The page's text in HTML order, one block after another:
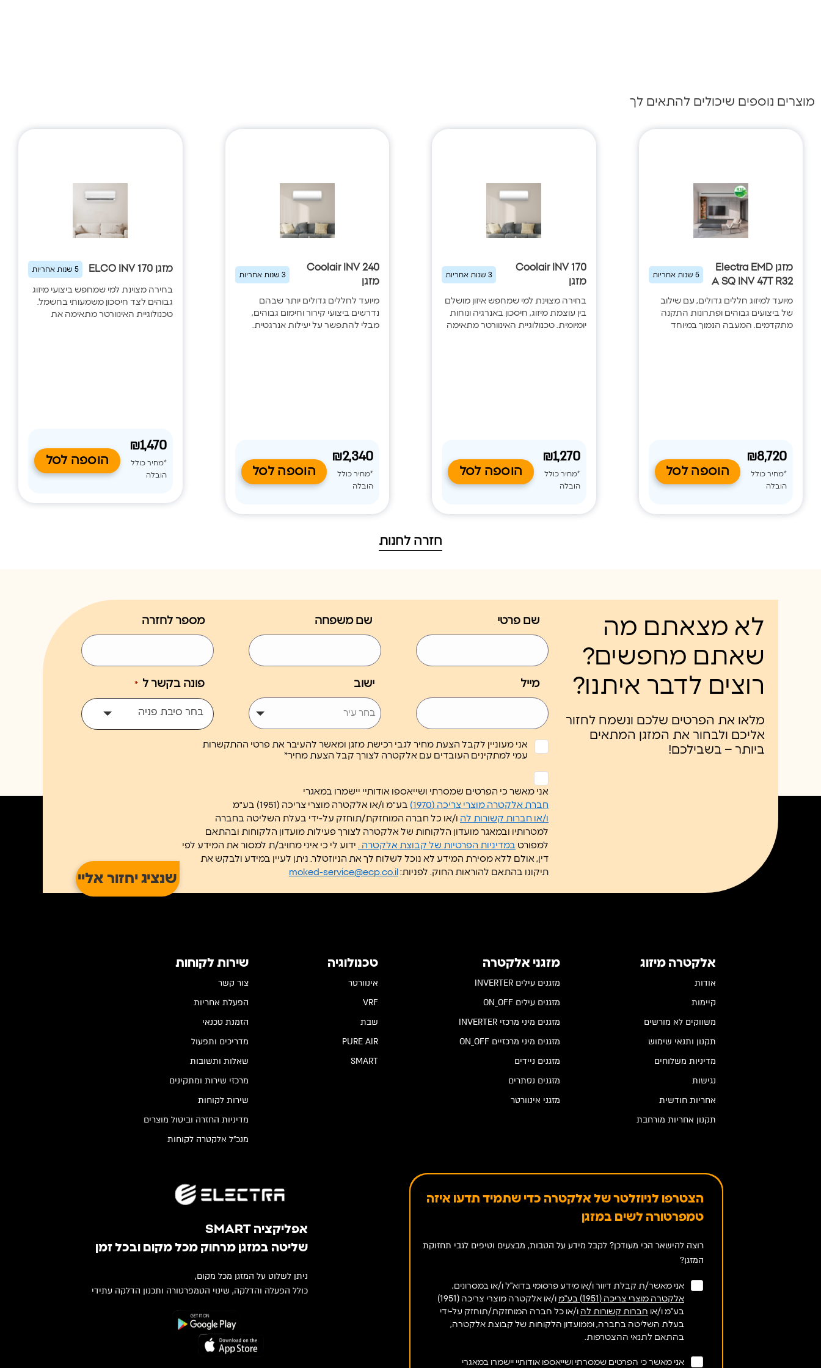
מוצרים נוספים שיכולים להתאים לך
מזגן Electra EMD
A SQ INV 47T R32
5 שנות אחריות
מיועד למיזוג חללים גדולים, עם שילוב
של ביצועים גבוהים ופתרונות התקנה
מתקדמים. המעבה הנמוך במיוחד
₪8,720
*מחיר כולל
הובלה
הוספה לסל
Coolair INV 170
מזגן
3 שנות אחריות
בחירה מצוינת למי שמחפש איזון מושלם
בין עוצמת מיזוג, חיסכון באנרגיה ונוחות
יומיומית. טכנולוגיית האינוורטר מתאימה
₪1,270
*מחיר כולל
הובלה
הוספה לסל
Coolair INV 240
מזגן
3 שנות אחריות
מיועד לחללים גדולים יותר שבהם
נדרשים ביצועי קירור וחימום גבוהים,
מבלי להתפשר על יעילות אנרגטית.
₪2,340
*מחיר כולל
הובלה
הוספה לסל
מזגן ELCO INV 170 5 שנות אחריות
בחירה מצוינת למי שמחפש ביצועי מיזוג
גבוהים לצד חיסכון משמעותי בחשמל.
טכנולוגיית האינוורטר מתאימה את
₪1,470
*מחיר כולל
הובלה
הוספה לסל
חזרה לחנות
לא מצאתם מה
שאתם מחפשים?
רוצים לדבר איתנו?
מלאו את הפרטים שלכם ונשמח לחזור
אליכם ולבחור את המזגן המתאים
ביותר – בשבילכם!
שם פרטי שם משפחה מספר לחזרה
מייל ישוב פונה בקשר ל *
בחר סיבת פניה
אני מעוניין לקבל הצעת מחיר לגבי רכישת מזגן ומאשר להעיבר את פרטי ההתקשרות
עמי למתקינים העובדים עם אלקטרה לצורך קבל הצעת מחיר*
כותרת
אני מאשר כי הפרטים שמסרתי ושייאספו אודותיי יישמרו במאגרי
חברת אלקטרה מוצרי צריכה (1970)
בע"מ ו/או אלקטרה מוצרי צריכה (1951) בע"מ
ו/או חברות קשורות לה ו/או כל חברה המוחזקת/תוחזק על-ידי בעלת השליטה בחברה
למטרותיו ובמאגר מועדון הלקוחות של אלקטרה לצורך פעילות מועדון הלקוחות ובהתאם
למפורט במדיניות הפרטיות של קבוצת אלקטרה . ידוע לי כי איני מחויב/ת למסור את המידע לפי
דין, אולם ללא מסירת המידע לא נוכל לשלוח לך את הניוזטלר. ניתן לעיין במידע ולבקש את
תיקונו בהתאם להוראות החוק. לפניות:
moked-service@ecp.co.il
אלקטרה מיזוג
אודות
קיימות
משווקים לא מורשים
תקנון ותנאי שימוש
מדיניות משלוחים
נגישות
אחריות חודשית
תקנון אחריות מורחבת
מזגני אלקטרה
מזגנים עילים INVERTER
מזגנים עילים ON_OFF
מזגנים מיני מרכזי INVERTER
מזגנים מיני מרכזיים ON_OFF
מזגנים ניידים
מזגנים נסתרים
מזגני אינוורטר
טכנולוגיה
אינוורטר
VRF
שבת
PURE AIR
SMART
שירות לקוחות
צור קשר
הפעלת אחריות
הזמנת טכנאי
מדריכים ותפעול
שאלות ותשובות
מרכזי שירות ומתקינים
שירות לקוחות
מדיניות החזרה וביטול מוצרים
מנכ"ל אלקטרה לקוחות
הצטרפו לניוזלטר של אלקטרה כדי שתמיד תדעו איזה
טמפרטורה לשים במזגן
רוצה להישאר הכי מעודכן? לקבל מידע על הטבות, מבצעים וטיפים לגבי תחזוקת
המזגן?
אני מאשר/ת קבלת דיוור ו/או מידע פרסומי בדוא"ל ו/או במסרונים,
אלקטרה מוצרי צריכה (1951) בע"מ
ו/או אלקטרה מוצרי צריכה (1951)
בע"מ ו/או חברות קשורות לה ו/או כל חברה המוחזקת/תוחזק על-ידי
בעלת השליטה בחברה, וממועדון הלקוחות של קבוצת אלקטרה,
בהתאם לתנאי ההצטרפות.
אני מאשר כי הפרטים שמסרתי ושייאספו אודותיי יישמרו במאגרי
אפליקציה SMART
שליטה במזגן מרחוק מכל מקום ובכל זמן
ניתן לשלוט על המזגן מכל מקום,
כולל הפעלה והדלקה, שינוי הטמפרטורה ותכנון הדלקה עתידי